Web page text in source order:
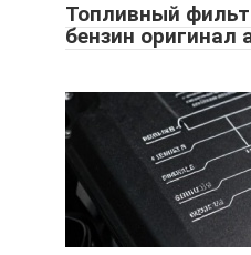
Топливный
бензин оригинал